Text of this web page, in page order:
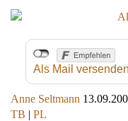
Als Mail versenden
Anne Seltmann
TB | PL